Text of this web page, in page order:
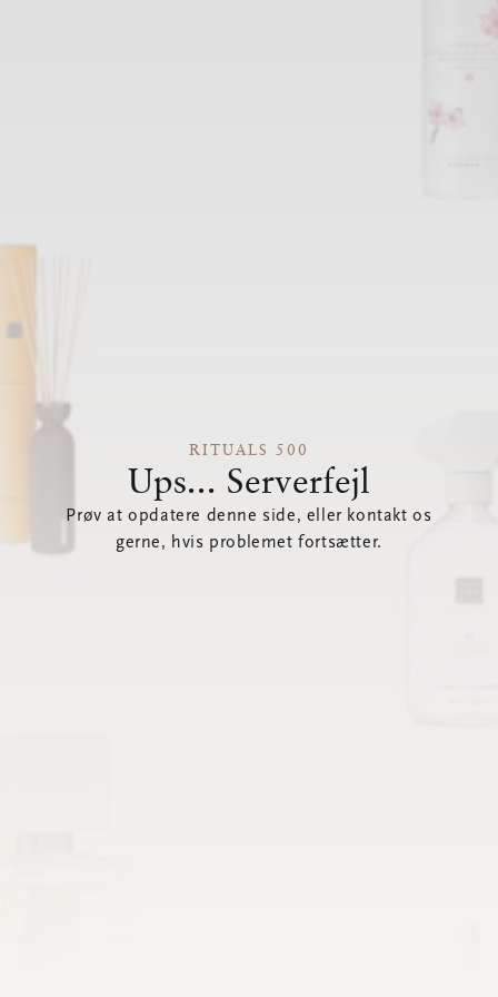
RITUALS 500
Ups... Serverfejl
Prøv at opdatere denne side, eller kontakt os
gerne, hvis problemet fortsætter.